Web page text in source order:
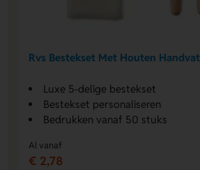
Rvs Bestekset Met Houten Handvat
Luxe 5-delige bestekset
Bestekset personaliseren
Bedrukken vanaf 50 stuks
Al vanaf
€ 2,78